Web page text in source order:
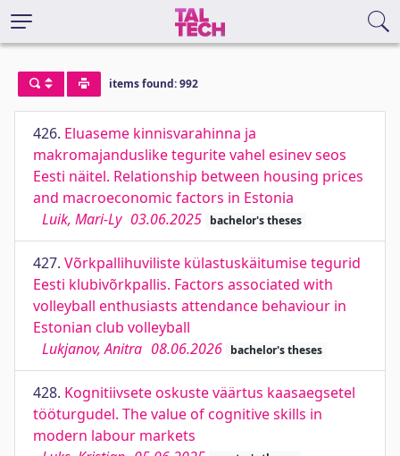
items found: 992
426. Eluaseme kinnisvarahinna ja
makromajanduslike tegurite vahel esinev seos
Eesti näitel. Relationship between housing prices
and macroeconomic factors in Estonia
Luik, Mari-Ly 03.06.2025 bachelor's theses
427. Võrkpallihuviliste külastuskäitumise tegurid
Eesti klubivõrkpallis. Factors associated with
volleyball enthusiasts attendance behaviour in
Estonian club volleyball
Lukjanov, Anitra 08.06.2026 bachelor's theses
428. Kognitiivsete oskuste väärtus kaasaegsetel
tööturgudel. The value of cognitive skills in
modern labour markets